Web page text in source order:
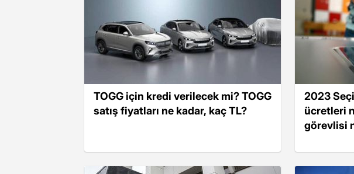
TOGG için kredi verilecek mi? TOGG
satış fiyatları ne kadar, kaç TL?
2023
ücretleri
görevlisi